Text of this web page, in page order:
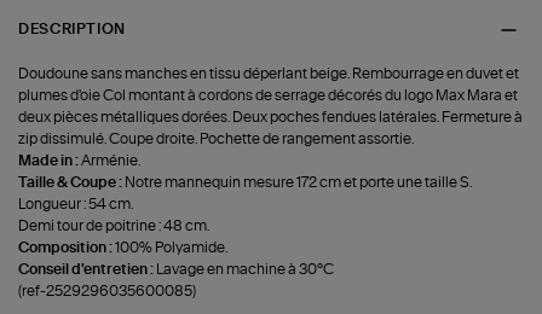
DESCRIPTION
Doudoune sans manches en tissu déperlant beige. Rembourrage en duvet et
plumes d'oie Col montant à cordons de serrage décorés du logo Max Mara et
deux pièces métalliques dorées. Deux poches fendues latérales. Fermeture à
zip dissimulé. Coupe droite. Pochette de rangement assortie.
Made in :Arménie.
Taille & Coupe : Notre mannequin mesure 172 cm et porte une taille S.
Longueur : 54 cm.
Demi tour de poitrine : 48 cm.
Composition :100% Polyamide.
Conseil d'entretien :
Lavage en machine à 30°C
(ref-2529296035600085)